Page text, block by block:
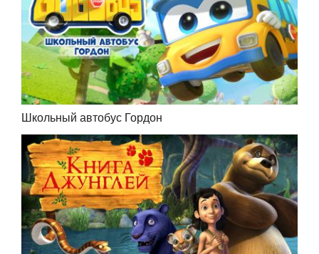
Школьный автобус Гордон